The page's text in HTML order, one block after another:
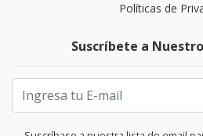
Políticas de
Suscríbete a